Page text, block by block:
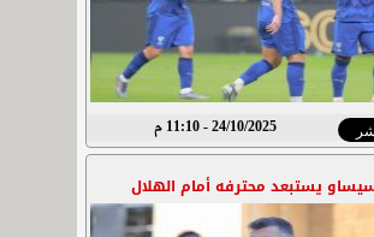
24/10/2025 - 11:10 م
يستبعد محترفه أمام الهلال